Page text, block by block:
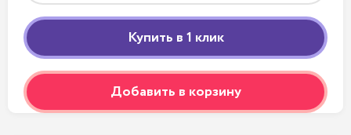
Добавить в корзину